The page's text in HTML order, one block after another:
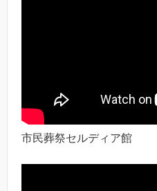
市民葬祭セルディア館